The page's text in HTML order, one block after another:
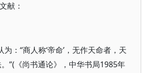
献：
：“商人称‘帝命’，无作天命者，天
”(《尚书通论》，中华书局1985年